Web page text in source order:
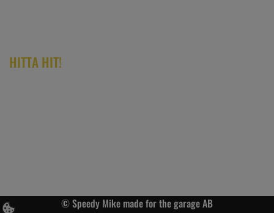
HITTA HIT!
© Speedy Mike made for the garage AB